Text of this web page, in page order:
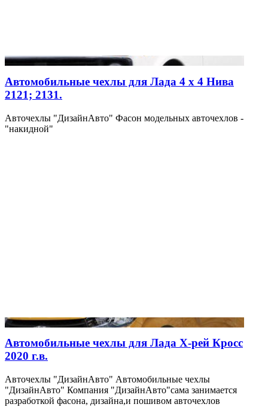
Автомобильные чехлы для Лада 4 х 4 Нива
2121; 2131.
Авточехлы "ДизайнАвто" Фасон модельных авточехлов -
"накидной"
Автомобильные чехлы для Лада Х-рей Кросс
2020 г.в.
Авточехлы "ДизайнАвто" Автомобильные чехлы
"ДизайнАвто" Компания "ДизайнАвто"сама занимается
разработкой фасона, дизайна,и пошивом авточехлов